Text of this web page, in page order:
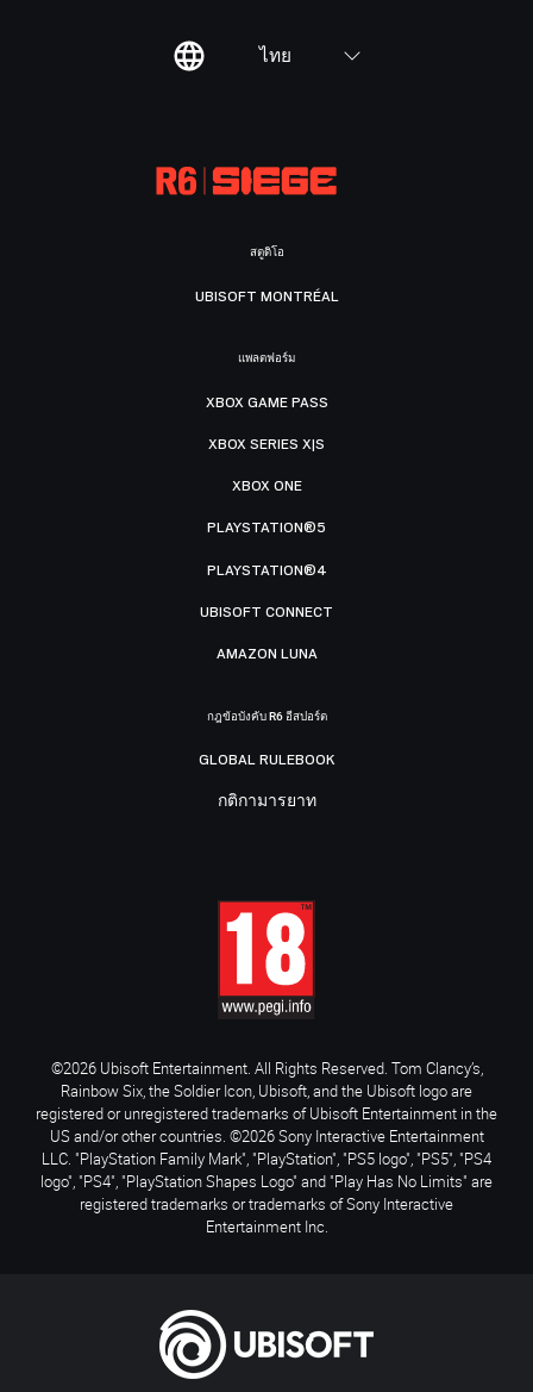
ไทย
สตูดิโอ
UBISOFT MONTRÉAL
แพลตฟอร์ม
XBOX GAME PASS
XBOX SERIES X|S
XBOX ONE
PLAYSTATION®5
PLAYSTATION®4
UBISOFT CONNECT
AMAZON LUNA
กฎข้อบังคับ R6 อีสปอร์ต
GLOBAL RULEBOOK
กติกามารยาท
©2026 Ubisoft Entertainment. All Rights Reserved. Tom Clancy’s,
Rainbow Six, the Soldier Icon, Ubisoft, and the Ubisoft logo are
registered or unregistered trademarks of Ubisoft Entertainment in the
US and/or other countries. ©2026 Sony Interactive Entertainment
LLC. "PlayStation Family Mark", "PlayStation", "PS5 logo", "PS5", "PS4
logo", "PS4", "PlayStation Shapes Logo" and "Play Has No Limits" are
registered trademarks or trademarks of Sony Interactive
Entertainment Inc.